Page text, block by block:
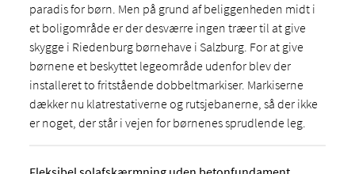
paradis for børn. Men på grund af beliggenheden midt i
et boligområde er der desværre ingen træer til at give
skygge i Riedenburg børnehave i Salzburg. For at give
børnene et beskyttet legeområde udenfor blev der
installeret to fritstående dobbeltmarkiser. Markiserne
dækker nu klatrestativerne og rutsjebanerne, så der ikke
er noget, der står i vejen for børnenes sprudlende leg.